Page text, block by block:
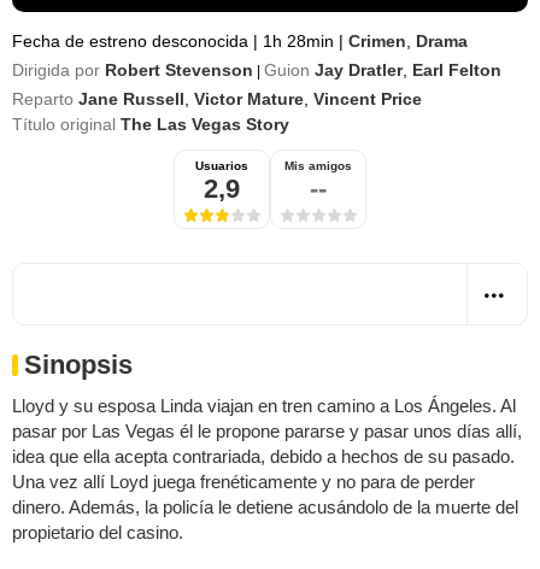
Fecha de estreno desconocida | 1h 28min | Crimen
Drama
Dirigida por Robert Stevenson Guion Jay Dratler, Earl Felton
Reparto Jane Russell Victor Mature Vincent Price
Título original The Las Vegas Story
Usuarios
2,9
Mis amigos
--
Sinopsis
Lloyd y su esposa Linda viajan en tren camino a Los Ángeles. Al
pasar por Las Vegas él le propone pararse y pasar unos días allí,
idea que ella acepta contrariada, debido a hechos de su pasado.
Una vez allí Loyd juega frenéticamente y no para de perder
dinero. Además, la policía le detiene acusándolo de la muerte del
propietario del casino.